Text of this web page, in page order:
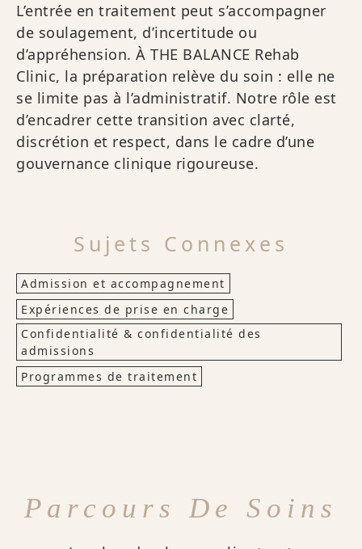
L’entrée en traitement peut s’accompagner
de soulagement, d’incertitude ou
d’appréhension. À THE BALANCE Rehab
Clinic, la préparation relève du soin : elle ne
se limite pas à l’administratif. Notre rôle est
d’encadrer cette transition avec clarté,
discrétion et respect, dans le cadre d’une
gouvernance clinique rigoureuse.
Sujets Connexes
Admission et accompagnement
Expériences de prise en charge
Confidentialité & confidentialité des
admissions
Programmes de traitement
Parcours De Soins